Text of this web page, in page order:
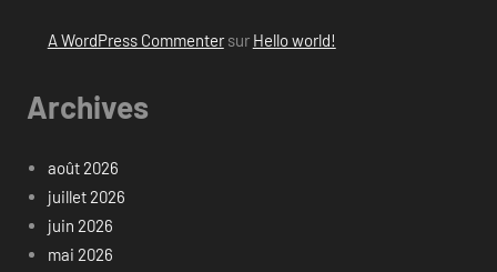
A WordPress Commentersur Hello world!
Archives
août 2026
juillet 2026
juin 2026
mai 2026